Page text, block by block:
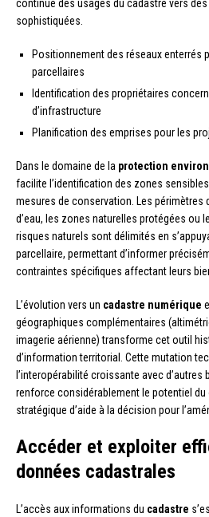
continue des usages du cadastre vers
sophistiquées.
Positionnement des réseaux enterrés
parcellaires
Identification des propriétaires
d’infrastructure
Planification des emprises pour les
Dans le domaine de la protection
facilite l’identification des zones
mesures de conservation. Les périmètres
d’eau, les zones naturelles protégées ou
risques naturels sont délimités en
parcellaire, permettant d’informer
contraintes spécifiques affectant leurs
L’évolution vers un cadastre numérique
géographiques complémentaires
imagerie aérienne) transforme cet outil
d’information territorial. Cette mutation
l’interopérabilité croissante avec
renforce considérablement le potentiel
stratégique d’aide à la décision pour
Accéder et exploiter
données cadastrales
L’accès aux informations du cadastre